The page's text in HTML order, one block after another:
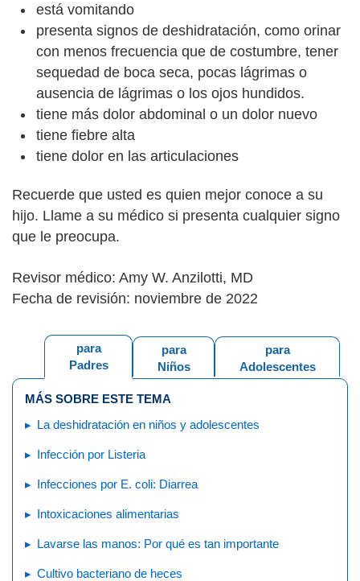
está vomitando
presenta signos de deshidratación, como orinar
con menos frecuencia que de costumbre, tener
sequedad de boca seca, pocas lágrimas o
ausencia de lágrimas o los ojos hundidos.
tiene más dolor abdominal o un dolor nuevo
tiene fiebre alta
tiene dolor en las articulaciones
Recuerde que usted es quien mejor conoce a su
hijo. Llame a su médico si presenta cualquier signo
que le preocupa.
Revisor médico: Amy W. Anzilotti, MD
Fecha de revisión: noviembre de 2022
para
Adolescentes
para
Niños
para
Padres
MÁS SOBRE ESTE TEMA
La deshidratación en niños y adolescentes
Infección por Listeria
Infecciones por E. coli: Diarrea
Intoxicaciones alimentarias
Lavarse las manos: Por qué es tan importante
Cultivo bacteriano de heces